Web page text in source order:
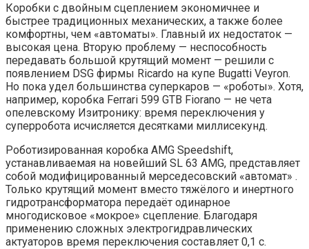
Коробки с двойным сцеплением экономичнее и
быстрее традиционных механических, а также более
комфортны, чем «автоматы». Главный их недостаток —
высокая цена. Вторую проблему — неспособность
передавать большой крутящий момент — решили с
появлением DSG фирмы Ricardo на купе Bugatti Veyron.
Но пока удел большинства суперкаров — «роботы». Хотя,
например, коробка Ferrari 599 GTB Fiorano — не чета
опелевскому Изитронику: время переключения у
суперробота исчисляется десятками миллисекунд.
Роботизированная коробка AMG Speedshift,
устанавливаемая на новейший SL 63 AMG, представляет
собой модифицированный мерседесовский «автомат» .
Только крутящий момент вместо тяжёлого и инертного
гидротрансформатора передаёт одинарное
многодисковое «мокрое» сцепление. Благодаря
применению сложных электрогидравлических
актуаторов время переключения составляет 0,1 с.